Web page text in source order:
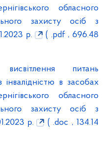
обласного
захисту осіб з
р.
( .pdf , 696.48
питань
інвалідністю в засобах
обласного
захисту осіб з
р.
( .doc , 134.14